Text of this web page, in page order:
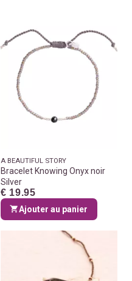
A BEAUTIFUL STORY
Bracelet Knowing Onyx noir
Silver
€ 19.95
Ajouter au panier